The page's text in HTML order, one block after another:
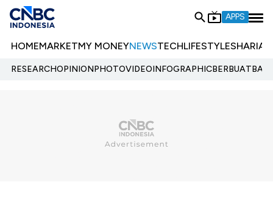
APPS
HOMEMARKETMY MONEYNEWSTECHLIFESTYLESHARIA
RESEARCHOPINIONPHOTOVIDEOINFOGRAPHIC